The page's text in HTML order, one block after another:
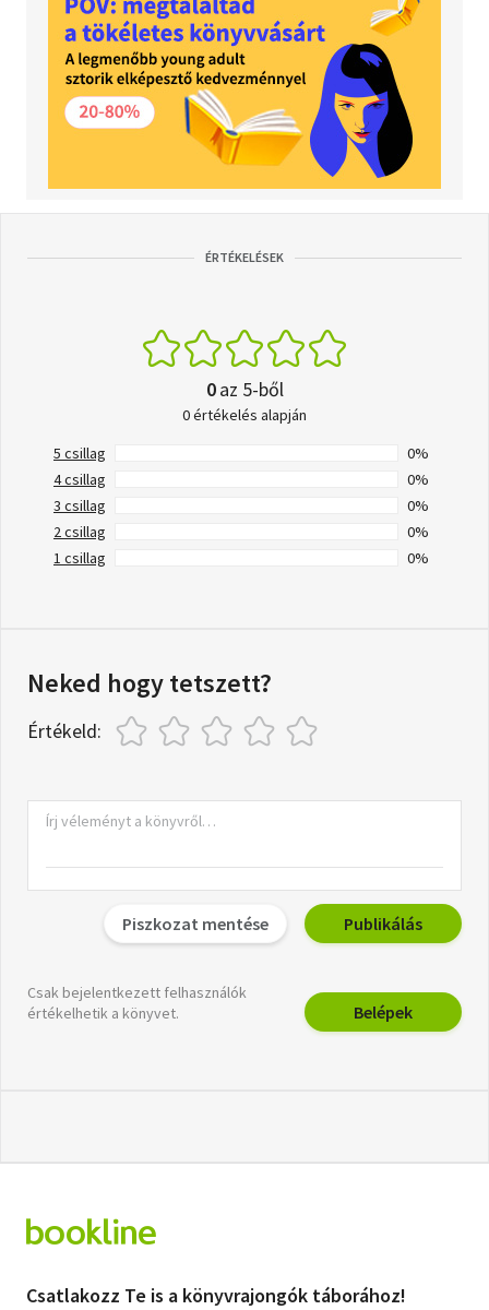
ÉRTÉKELÉSEK
0az 5-ből
0 értékelés alapján
5 csillag
0%
4 csillag
0%
3 csillag
0%
2 csillag
0%
1 csillag
0%
Neked hogy tetszett?
Értékeld:
Piszkozat mentése Publikálás
Csak bejelentkezett felhasználók
értékelhetik a könyvet.
Belépek
Csatlakozz Te is a könyvrajongók táborához!